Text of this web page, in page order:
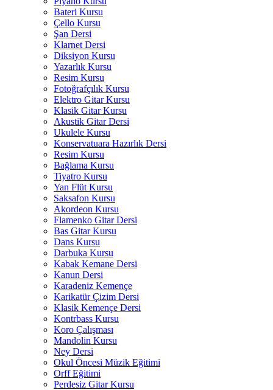
Bateri Kursu
Çello Kursu
Şan Dersi
Klarnet Dersi
Diksiyon Kursu
Yazarlık Kursu
Resim Kursu
Fotoğrafçılık Kursu
Elektro Gitar Kursu
Klasik Gitar Kursu
Akustik Gitar Dersi
Ukulele Kursu
Konservatuara Hazırlık Dersi
Resim Kursu
Bağlama Kursu
Tiyatro Kursu
Yan Flüt Kursu
Saksafon Kursu
Akordeon Kursu
Flamenko Gitar Dersi
Bas Gitar Kursu
Dans Kursu
Darbuka Kursu
Kabak Kemane Dersi
Kanun Dersi
Karadeniz Kemençe
Karikatür Çizim Dersi
Klasik Kemençe Dersi
Kontrbass Kursu
Koro Çalışması
Mandolin Kursu
Ney Dersi
Okul Öncesi Müzik Eğitimi
Orff Eğitimi
Perdesiz Gitar Kursu